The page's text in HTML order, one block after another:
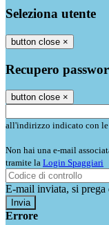
Seleziona utente
button close ×
Recupero
button close ×
all'indirizzo indicato con le
Non hai una e-mail
tramite la Login Spaggiari
E-mail inviata, si prega
Errore